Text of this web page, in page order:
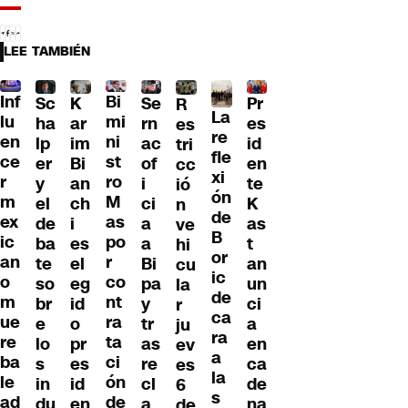
LEE TAMBIÉN
Inf
lu
en
ce
r
m
ex
ic
an
o
m
ue
re
ba
le
ad
Sc
ha
lp
er
y
el
de
ba
te
so
br
e
lo
s
in
K
ar
im
Bi
an
ch
i
es
el
eg
id
o
pr
es
id
Bi
mi
ni
st
ro
M
as
po
r
co
nt
ra
ta
ci
ón
de
Se
rn
ac
of
i
ci
a
a
Bi
pa
y
tr
as
re
cl
R
es
tri
cc
ió
n
ve
hi
cu
la
r
ju
ev
es
6
La
re
fle
xi
ón
de
B
or
ic
de
ca
ra
a
la
s
Pr
es
id
en
te
K
as
t
an
un
ci
a
en
ca
de